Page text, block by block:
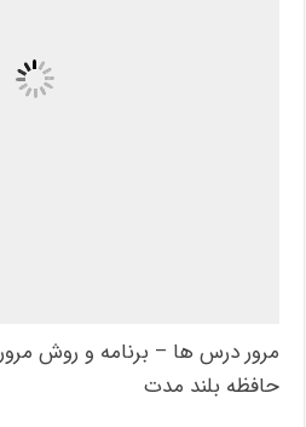
مرور درس ها – برنامه و روش
حافظه بلند مدت